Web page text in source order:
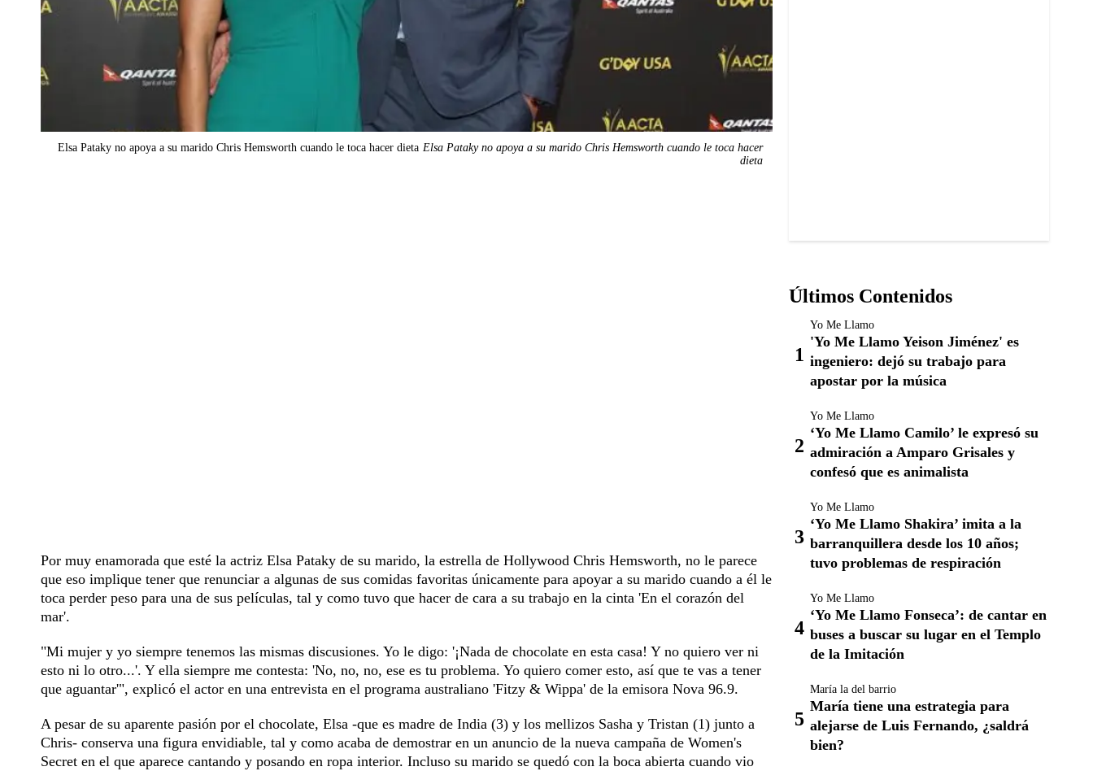
Elsa Pataky no apoya a su marido Chris Hemsworth cuando le toca hacer dieta Elsa Pataky no apoya a su marido Chris Hemsworth cuando le toca hacer
dieta
Por muy enamorada que esté la actriz Elsa Pataky de su marido, la estrella de Hollywood Chris Hemsworth, no le parece
que eso implique tener que renunciar a algunas de sus comidas favoritas únicamente para apoyar a su marido cuando a él le
toca perder peso para una de sus películas, tal y como tuvo que hacer de cara a su trabajo en la cinta 'En el corazón del
mar'.
"Mi mujer y yo siempre tenemos las mismas discusiones. Yo le digo: '¡Nada de chocolate en esta casa! Y no quiero ver ni
esto ni lo otro...'. Y ella siempre me contesta: 'No, no, no, ese es tu problema. Yo quiero comer esto, así que te vas a tener
que aguantar'", explicó el actor en una entrevista en el programa australiano 'Fitzy & Wippa' de la emisora Nova 96.9.
A pesar de su aparente pasión por el chocolate, Elsa -que es madre de India (3) y los mellizos Sasha y Tristan (1) junto a
Chris- conserva una figura envidiable, tal y como acaba de demostrar en un anuncio de la nueva campaña de Women's
Secret en el que aparece cantando y posando en ropa interior. Incluso su marido se quedó con la boca abierta cuando vio
Últimos Contenidos
Yo Me Llamo
'Yo Me Llamo Yeison Jiménez' es
ingeniero: dejó su trabajo para
apostar por la música
Yo Me Llamo
‘Yo Me Llamo Camilo’ le expresó su
admiración a Amparo Grisales y
confesó que es animalista
Yo Me Llamo
‘Yo Me Llamo Shakira’ imita a la
barranquillera desde los 10 años;
tuvo problemas de respiración
Yo Me Llamo
‘Yo Me Llamo Fonseca’: de cantar en
buses a buscar su lugar en el Templo
de la Imitación
María la del barrio
María tiene una estrategia para
alejarse de Luis Fernando, ¿saldrá
bien?